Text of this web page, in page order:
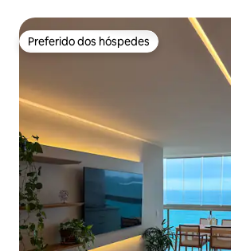
Preferido dos hóspedes
Preferido dos hóspedes